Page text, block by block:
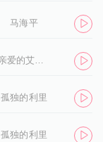
马海平
亲爱的艾洛伊丝
孤独的利里
孤独的利里